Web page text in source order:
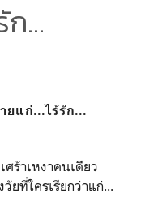
...
ยแก่...ไร้รัก...
ร้าเหงาคนเดียว
ยที่ใครเรียกว่าแก่...